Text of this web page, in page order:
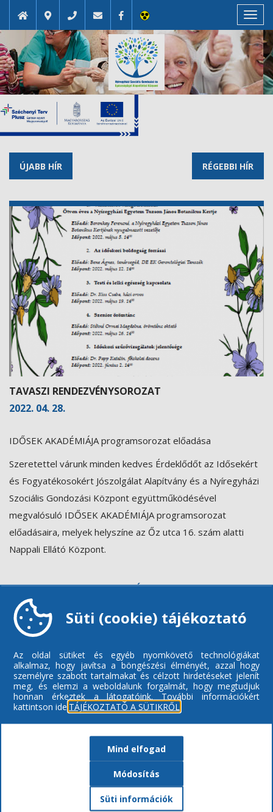
ÚJABB HÍR RÉGEBBI HÍR
TAVASZI RENDEZVÉNYSOROZAT
2022. 04. 28.
IDŐSEK AKADÉMIÁJA programsorozat előadása
Szeretettel várunk minden kedves Érdeklődőt az Idősekért
és Fogyatékosokért Jószolgálat Alapítvány és a Nyíregyházi
Szociális Gondozási Központ együttműködésével
megvalósuló IDŐSEK AKADÉMIÁJA programsorozat
előadásaira, melyek helyszíne az Őz utca 16. szám alatti
Nappali Ellátó Központ.
GALÉRIA
Süti (cookie) tájékoztató
Az oldal sütiket és egyéb nyomkövető technológiákat
alkalmaz, hogy javítsa a böngészési élményét, azzal hogy
személyre szabott tartalmakat és célzott hirdetéseket jelenít
meg, és elemzi a weboldalunk forgalmát, hogy megtudjuk
honnan érkeztek a látogatóink.
További információkért
kattintson ide:TÁJÉKOZTATÓ A SÜTIKRŐL
Mind elfogad
Módosítás
Süti információk